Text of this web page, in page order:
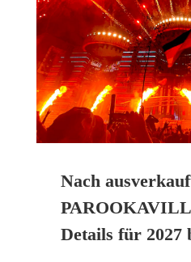
Nach
Details für 2027